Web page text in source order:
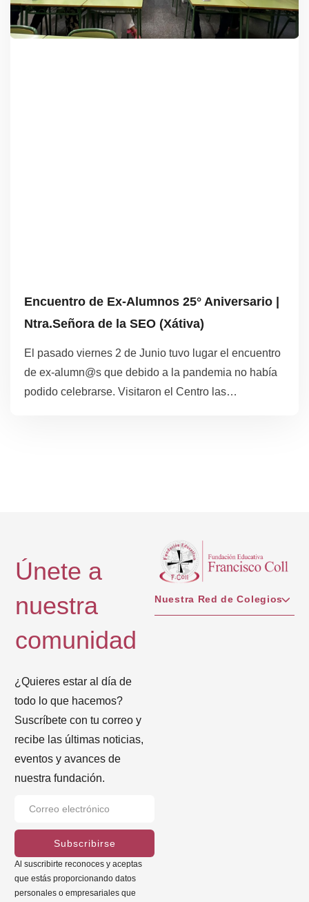
Encuentro de Ex-Alumnos 25° Aniversario |
Ntra.Señora de la SEO (Xátiva)
El pasado viernes 2 de Junio tuvo lugar el encuentro
de ex-alumn@s que debido a la pandemia no había
podido celebrarse. Visitaron el Centro las
Únete a
nuestra
comunidad
¿Quieres estar al día de
todo lo que hacemos?
Suscríbete con tu correo y
recibe las últimas noticias,
eventos y avances de
nuestra fundación.
Subscribirse
Al suscribirte reconoces y aceptas
que estás proporcionando datos
personales o empresariales que
Nuestra Red de Colegios